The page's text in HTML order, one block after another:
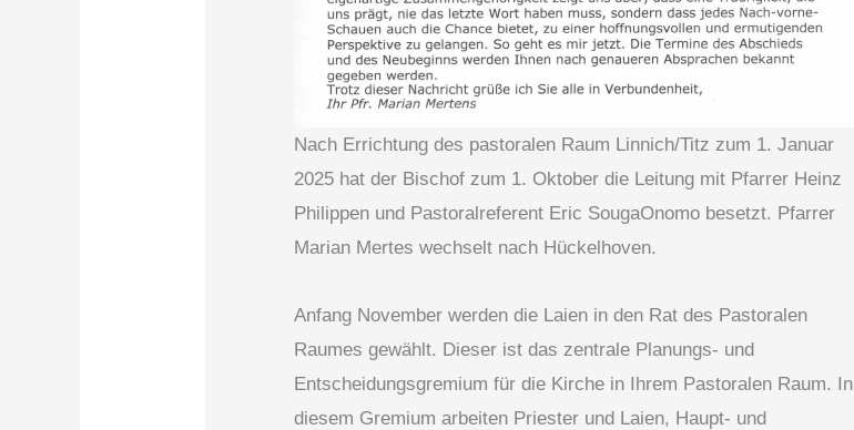
Nach Errichtung des pastoralen Raum Linnich/Titz zum 1. Januar
2025 hat der Bischof zum 1. Oktober die Leitung mit Pfarrer Heinz
Philippen und Pastoralreferent Eric SougaOnomo besetzt. Pfarrer
Marian Mertes wechselt nach Hückelhoven.
Anfang November werden die Laien in den Rat des Pastoralen
Raumes gewählt. Dieser ist das zentrale Planungs- und
Entscheidungsgremium für die Kirche in Ihrem Pastoralen Raum. In
diesem Gremium arbeiten Priester und Laien, Haupt- und